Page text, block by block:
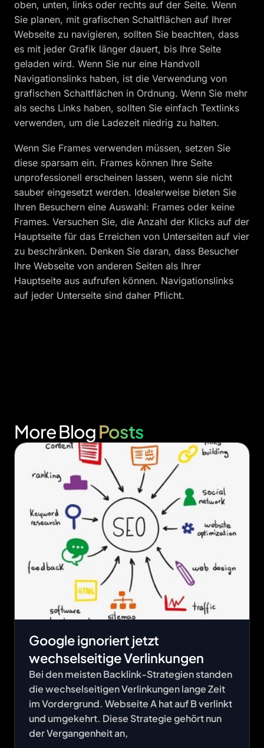
oben, unten, links oder rechts auf der Seite. Wenn
Sie planen, mit grafischen Schaltflächen auf Ihrer
Webseite zu navigieren, sollten Sie beachten, dass
es mit jeder Grafik länger dauert, bis Ihre Seite
geladen wird. Wenn Sie nur eine Handvoll
Navigationslinks haben, ist die Verwendung von
grafischen Schaltflächen in Ordnung. Wenn Sie mehr
als sechs Links haben, sollten Sie einfach Textlinks
verwenden, um die Ladezeit niedrig zu halten.
Wenn Sie Frames verwenden müssen, setzen Sie
diese sparsam ein. Frames können Ihre Seite
unprofessionell erscheinen lassen, wenn sie nicht
sauber eingesetzt werden. Idealerweise bieten Sie
Ihren Besuchern eine Auswahl: Frames oder keine
Frames. Versuchen Sie, die Anzahl der Klicks auf der
Hauptseite für das Erreichen von Unterseiten auf vier
zu beschränken. Denken Sie daran, dass Besucher
Ihre Webseite von anderen Seiten als Ihrer
Hauptseite aus aufrufen können. Navigationslinks
auf jeder Unterseite sind daher Pflicht.
More BlogPosts
Google ignoriert jetzt
wechselseitige Verlinkungen
Bei den meisten Backlink-Strategien standen
die wechselseitigen Verlinkungen lange Zeit
im Vordergrund. Webseite A hat auf B verlinkt
und umgekehrt. Diese Strategie gehört nun
der Vergangenheit an,